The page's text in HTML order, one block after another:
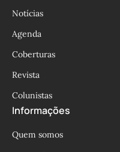
Notícias
Agenda
Coberturas
Revista
Colunistas
Informações
Quem somos